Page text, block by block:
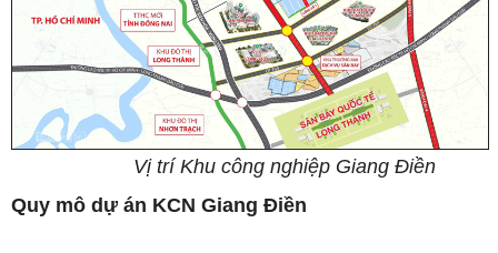
Vị trí Khu công nghiệp Giang Điền
Quy mô dự án KCN Giang Điền